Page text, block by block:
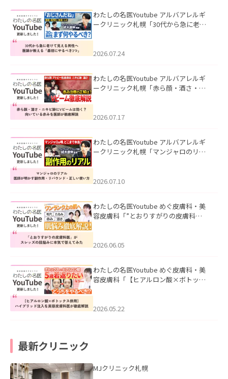
わたしの名医Youtube アルバアレルギ
ークリニック札幌「30代から急に老け
た。
2026.07.24
わたしの名医Youtube アルバアレルギ
ークリニック札幌「赤ら顔・酒さ・ニ
した。
2026.07.17
わたしの名医Youtube アルバアレルギ
ークリニック札幌「マンジャロのリア
た。
2026.07.10
わたしの名医Youtube めぐ皮膚科・美
容皮膚科「”とおりすがりの皮膚科
2026.06.05
わたしの名医Youtube めぐ皮膚科・美
容皮膚科「【ヒアルロン酸×ボトック
た。
2026.05.22
最新クリニック
MJクリニック札幌